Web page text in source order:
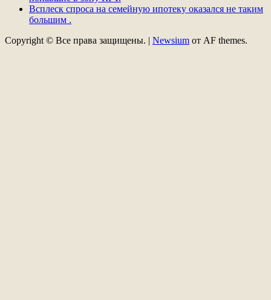
Всплеск спроса на семейную ипотеку оказался не таким
большим .
Copyright © Все права защищены. | Newsium от AF themes.